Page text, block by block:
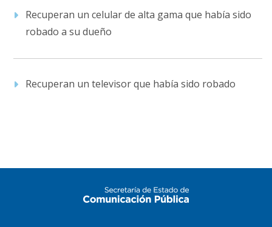
Recuperan un celular de alta gama que había sido
robado a su dueño
Recuperan un televisor que había sido robado